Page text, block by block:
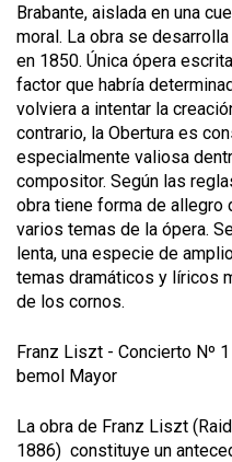
Brabante, aislada en una
moral. La obra se
en 1850. Única ópera
factor que habría
volviera a intentar la
contrario, la Obertura es
especialmente valiosa
compositor. Según las
obra tiene forma de allegro
varios temas de la ópera.
lenta, una especie de
temas dramáticos y líricos
de los cornos.
Franz Liszt - Concierto Nº
bemol Mayor
La obra de Franz Liszt
1886) constituye un